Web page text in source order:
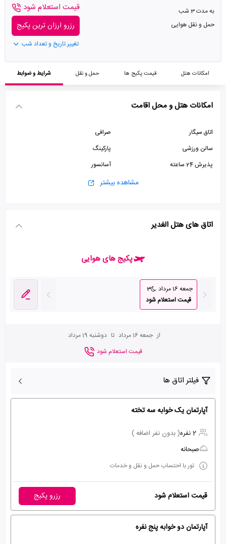
به مدت 3 شب
حمل و نقل هوایی
قیمت استعلام شود
رزرو ارزان ترین پکیج
تغییر تاریخ و تعداد شب
امکانات هتل قیمت پکیج ها حمل و نقل شرایط و ضوابط
امکانات هتل و محل اقامت
اتاق سیگار
صرافی
سالن ورزشی
پارکینگ
پذیرش 24 ساعته
آسانسور
مشاهده بیشتر
اتاق های هتل الغدیر
پکیج های هوایی
جمعه 16 مرداد
3
قیمت استعلام شود
از جمعه 16 مرداد تا دوشنبه 19 مرداد
قیمت استعلام شود
فیلتر اتاق ها
آپارتمان یک خوابه سه تخته
2 نفره
( بدون نفر اضافه )
صبحانه
تور با احتساب حمل و نقل و خدمات
قیمت استعلام شود رزرو پکیج
آپارتمان دو خوابه پنج نفره